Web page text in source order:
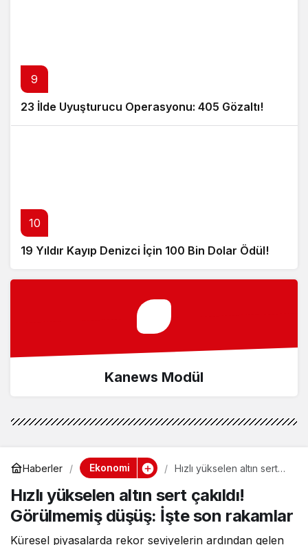
9
23 İlde Uyuşturucu Operasyonu: 405 Gözaltı!
10
19 Yıldır Kayıp Denizci İçin 100 Bin Dolar Ödül!
Kanews Modül
Haberler Ekonomi
Hızlı yükselen altın sert
düşüş: İşte son rakamlar
Hızlı yükselen altın sert çakıldı!
Görülmemiş düşüş: İşte son rakamlar
Küresel piyasalarda rekor seviyelerin ardından gelen